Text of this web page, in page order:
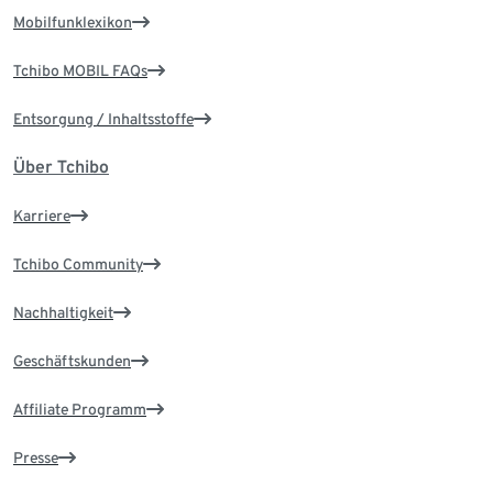
Mobilfunklexikon
Tchibo MOBIL FAQs
Entsorgung / Inhaltsstoffe
Über Tchibo
Karriere
Tchibo Community
Nachhaltigkeit
Geschäftskunden
Affiliate Programm
Presse